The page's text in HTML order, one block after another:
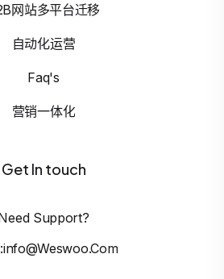
网站多平台迁移
自动化运营
Faq's
营销一体化
Get In touch
Support?